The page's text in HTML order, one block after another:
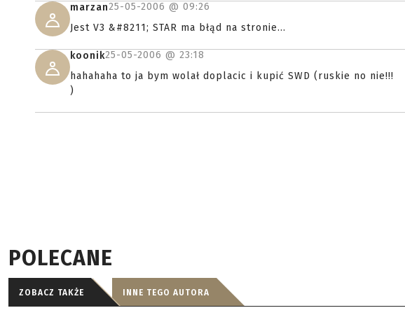
marzan25-05-2006 @ 09:26
Jest V3 &#8211; STAR ma błąd na stronie...
koonik25-05-2006 @ 23:18
hahahaha to ja bym wolał doplacic i kupić SWD (ruskie no nie!!!
)
POLECANE
ZOBACZ TAKŻE INNE TEGO AUTORA